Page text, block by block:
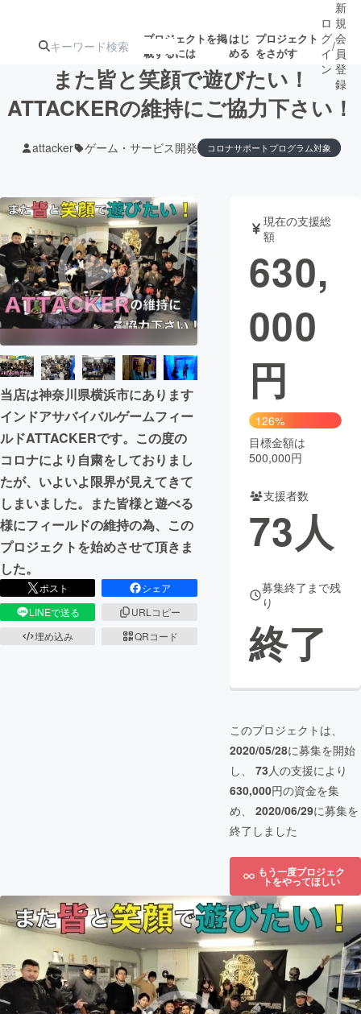
プロジェクトを掲
載するには
はじ
める
プロジェクト
をさがす
ジェクト
ターン
ジェクト
募集終了が近いプ
ロジェクト
もうすぐ公開
されます
アート・写真 音楽
テクノロジー・ガジェット ゲーム・サ
映像・映画
ビジネス・起業
まちづくり・地域活性化
CAMPFIRE for Social Good
CAMPFIRE Creation
CAMPFIREふるさと納税machi-ya コミュニティ
ロ
グ
イ
ン
/
新
規
会
員
登
録
また皆と笑顔で遊びたい！
ATTACKERの維持にご協力下さい！
attacker ゲーム・サービス開発 コロナサポートプログラム対象
当店は神奈川県横浜市にあります
インドアサバイバルゲームフィー
ルドATTACKERです。この度の
コロナにより自粛をしておりまし
たが、いよいよ限界が見えてきて
しまいました。また皆様と遊べる
様にフィールドの維持の為、この
プロジェクトを始めさせて頂きま
した。
ポスト
シェア
LINEで送る
URLコピー
埋め込み
QRコード
現在の支援総
額
630,
000
円
126%
目標金額は
500,000円
支援者数
73人
募集終了まで残
り
終了
このプロジェクトは、
2020/05/28に募集を開始
し、 73人の支援により
630,000円の資金を集
め、 2020/06/29に募集を
終了しました
もう一度プロジェク
トをやってほしい